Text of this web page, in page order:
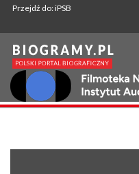
Przejdź do: iPSB